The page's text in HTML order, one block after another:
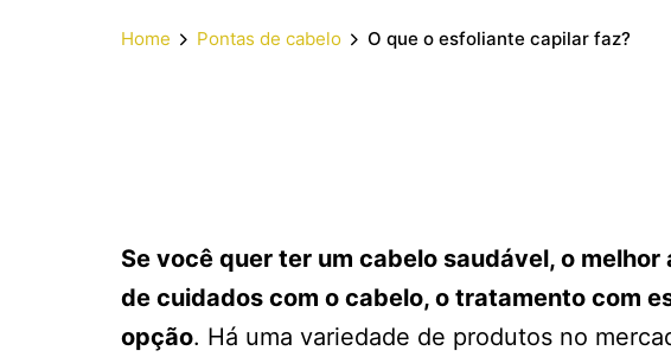
Home Pontas de cabelo O que o esfoliante capilar faz?
Se você quer ter um cabelo saudável, o
de cuidados com o cabelo, o tratamento com
opção. Há uma variedade de produtos no